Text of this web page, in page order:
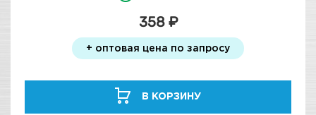
358 ₽
+ оптовая цена по запросу
В КОРЗИНУ